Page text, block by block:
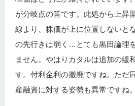
が分岐点の筈です。此処から上昇
線より、株価が上に位置しないと
の先行きは弱く…とても黒田論理
ません。やはりカタルは追加の緩
す。付利金利の撤廃ですね。ただ
産融資に対する姿勢も異常ですね。